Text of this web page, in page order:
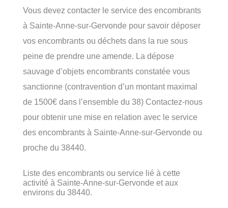
Vous devez contacter le service des encombrants
à Sainte-Anne-sur-Gervonde pour savoir déposer
vos encombrants ou déchets dans la rue sous
peine de prendre une amende. La dépose
sauvage d’objets encombrants constatée vous
sanctionne (contravention d’un montant maximal
de 1500€ dans l’ensemble du 38) Contactez-nous
pour obtenir une mise en relation avec le service
des encombrants à Sainte-Anne-sur-Gervonde ou
proche du 38440.
Liste des encombrants ou service lié à cette
activité à Sainte-Anne-sur-Gervonde et aux
environs du 38440.